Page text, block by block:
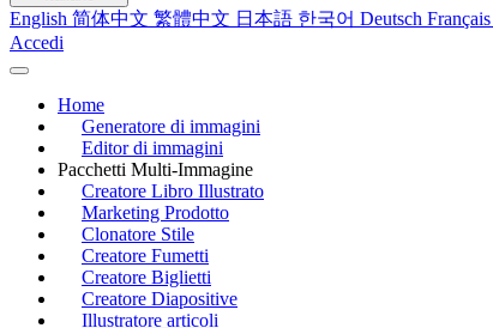
English 简体中文 繁體中文 日本語 한국어 Deutsch Français
Accedi
Home
Generatore di immagini
Editor di immagini
Pacchetti Multi-Immagine
Creatore Libro Illustrato
Marketing Prodotto
Clonatore Stile
Creatore Fumetti
Creatore Biglietti
Creatore Diapositive
Illustratore articoli